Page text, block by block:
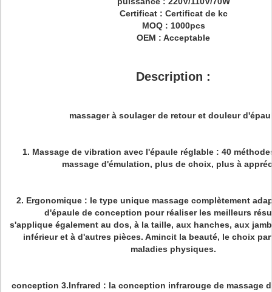
Certificat : Certificat de kc
MOQ : 1000pcs
OEM : Acceptable
Description :
massager à soulager de retour et douleur
1. Massage de vibration avec l'épaule réglable : 40
massage d'émulation, plus de choix, plus à
2. Ergonomique : le type unique massage complètement
d'épaule de conception pour réaliser les meilleurs
s'applique également au dos, à la taille, aux hanches, aux
inférieur et à d'autres pièces. Amincit la beauté, le choix
maladies physiques.
conception 3.Infrared : la conception infrarouge de massage